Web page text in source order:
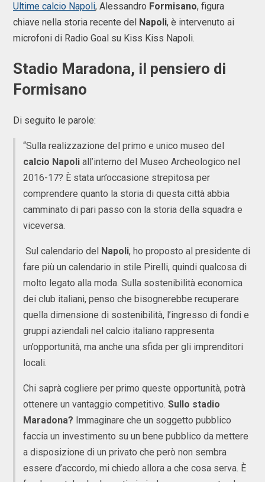
Ultime calcio Napoli, Alessandro Formisano, figura
chiave nella storia recente del Napoli, è intervenuto ai
microfoni di Radio Goal su Kiss Kiss Napoli.
Stadio Maradona, il pensiero di
Formisano
Di seguito le parole:
“Sulla realizzazione del primo e unico museo del
calcio Napoli all’interno del Museo Archeologico nel
2016-17? È stata un’occasione strepitosa per
comprendere quanto la storia di questa città abbia
camminato di pari passo con la storia della squadra e
viceversa.
Sul calendario del Napoli, ho proposto al presidente di
fare più un calendario in stile Pirelli, quindi qualcosa di
molto legato alla moda. Sulla sostenibilità economica
dei club italiani, penso che bisognerebbe recuperare
quella dimensione di sostenibilità, l’ingresso di fondi e
gruppi aziendali nel calcio italiano rappresenta
un’opportunità, ma anche una sfida per gli imprenditori
locali.
Chi saprà cogliere per primo queste opportunità, potrà
ottenere un vantaggio competitivo. Sullo stadio
Maradona? Immaginare che un soggetto pubblico
faccia un investimento su un bene pubblico da mettere
a disposizione di un privato che però non sembra
essere d’accordo, mi chiedo allora a che cosa serva. È